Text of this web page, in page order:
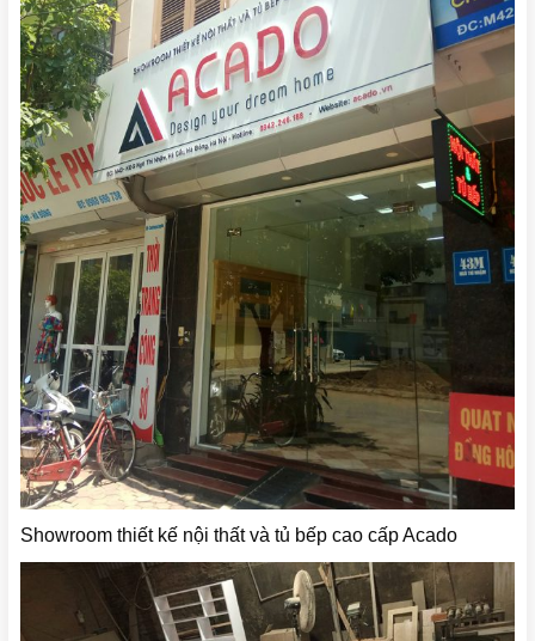
Showroom thiết kế nội thất và tủ bếp cao cấp Acado